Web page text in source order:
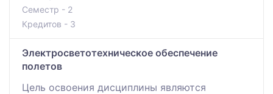
Семестр - 2
Кредитов - 3
Электросветотехническое обеспечение
полетов
Цель освоения дисциплины являются